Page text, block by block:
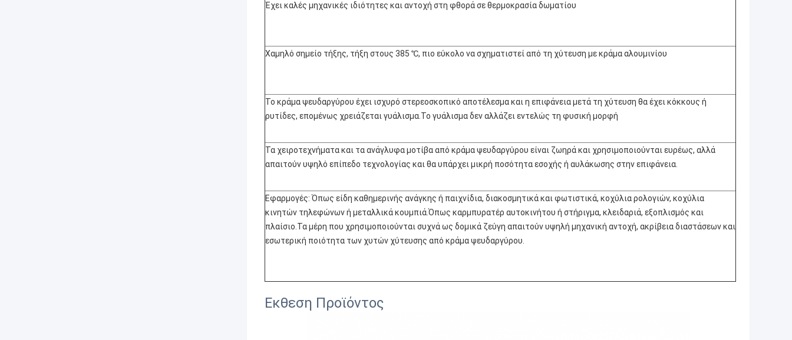
Έχει καλές μηχανικές ιδιότητες και αντοχή στη φθορά σε θερμοκρασία δωματίου
Χαμηλό σημείο τήξης, τήξη στους 385 ℃, πιο εύκολο να σχηματιστεί από τη χύτευση με κράμα αλουμινίου
Το κράμα ψευδαργύρου έχει ισχυρό στερεοσκοπικό αποτέλεσμα και η επιφάνεια μετά τη χύτευση θα έχει κόκκους ή
ρυτίδες, επομένως χρειάζεται γυάλισμα.Το γυάλισμα δεν αλλάζει εντελώς τη φυσική μορφή
Τα χειροτεχνήματα και τα ανάγλυφα μοτίβα από κράμα ψευδαργύρου είναι ζωηρά και χρησιμοποιούνται ευρέως, αλλά
απαιτούν υψηλό επίπεδο τεχνολογίας και θα υπάρχει μικρή ποσότητα εσοχής ή αυλάκωσης στην επιφάνεια.
Εφαρμογές: Όπως είδη καθημερινής ανάγκης ή παιχνίδια, διακοσμητικά και φωτιστικά, κοχύλια ρολογιών, κοχύλια
κινητών τηλεφώνων ή μεταλλικά κουμπιά.Όπως καρμπυρατέρ αυτοκινήτου ή στήριγμα, κλειδαριά, εξοπλισμός και
πλαίσιο.Τα μέρη που χρησιμοποιούνται συχνά ως δομικά ζεύγη απαιτούν υψηλή μηχανική αντοχή, ακρίβεια διαστάσεων και
εσωτερική ποιότητα των χυτών χύτευσης από κράμα ψευδαργύρου.
Εκθεση Προϊόντος